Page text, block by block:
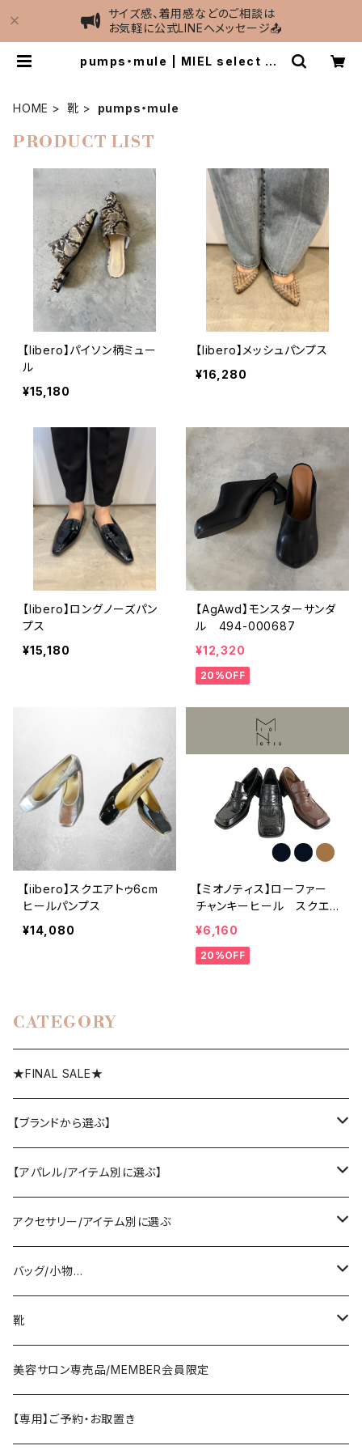
サイズ感、着用感などのご相談は
お気軽に公式LINEへメッセージ📤
pumps・mule | MIEL select sh
HOME 靴 pumps・mule
PRODUCT LIST
【libero】パイソン柄ミュー
ル
¥15,180
【libero】メッシュパンプス
¥16,280
【libero】ロングノーズパン
プス
¥15,180
【AgAwd】モンスターサンダ
ル 494-000687
¥12,320
20%OFF
【iibero】スクエアトゥ6cm
ヒールパンプス
¥14,080
【ミオノティス】ローファー
チャンキーヒール スクエ
アトゥ
¥6,160
20%OFF
CATEGORY
★FINAL SALE★
【ブランドから選ぶ】
SELECT／ORIGINAL
PASSIONE/cafune
ヤマトドレス／dolly-sean／DONEEYU／他
lovint
RISLEY
CHIGNON／YENN／Mewl
【アパレル/アイテム別に選ぶ】
outer
coat/down
jacket/blouson
tops
knit/sweat/parker
T-shirt/cutsew
bottom
denim
pants
one-piece/salopette
inner/underwear
アクセサリー/アイテム別に選ぶ
pierce/earring/ear cuff
necklace/top
ring
bracelet/anklet
バッグ/小物…
bag
stol・muffler・scarf
belt
靴
sandal
sneaker
美容サロン専売品/MEMBER会員限定
【専用】ご予約・お取置き